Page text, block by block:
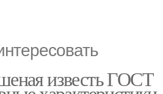
известь ГОСТ